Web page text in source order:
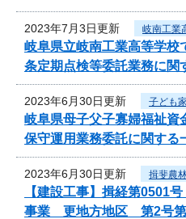
2023年7月3日更新 岐南工業
岐阜県立岐南工業高等学校
条定期点検等委託業務に関
2023年6月30日更新 子ども
岐阜県母子父子寡婦福祉資
保守運用業務委託に関する
2023年6月30日更新 揖斐農
【建設工事】揖経第0501
事業 更地方地区 第2号第